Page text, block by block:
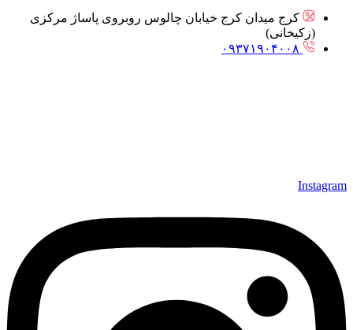
کرج میدان کرج خیابان چالوس روبروی پاساژ مرکزی
(زکیخانی)
۰۹۳۷۱۹۰۴۰۰۸
Instagram